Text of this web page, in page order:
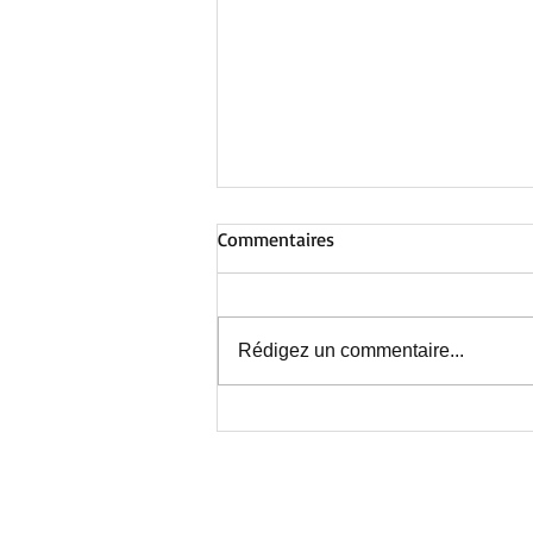
Commentaires
Rédigez un commentaire...